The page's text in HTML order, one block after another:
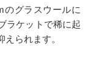
のグラスウールに
ラケットで稀に起
られます。